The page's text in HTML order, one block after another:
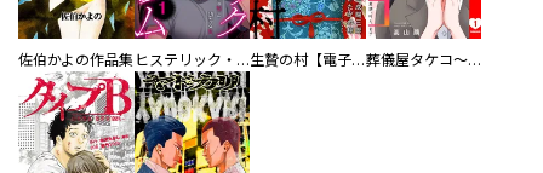
佐伯かよの作品集 ヒステリック・ハーレム～搾られる男と堕ちる女～【電子単行本版】 生贄の村【電子単行本版】 葬儀屋タケコ～あなたの最期、叶えます【電子単行本版】